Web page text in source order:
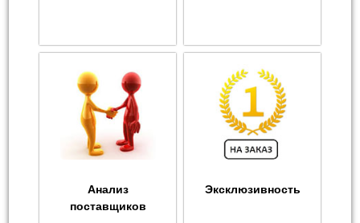
Анализ
поставщиков
Эксклюзивность